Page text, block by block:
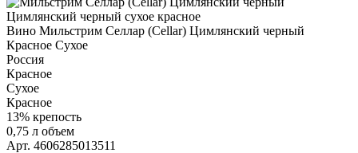
Вино Мильстрим Селлар (Cellar) Цимлянский черный
Красное Сухое
Россия
Красное
Сухое
Красное
13% крепость
0,75 л объем
Арт. 4606285013511